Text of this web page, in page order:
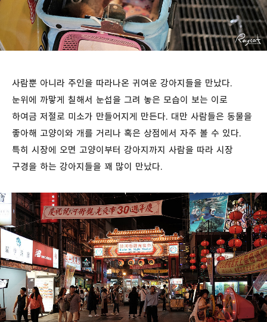
사람뿐 아니라 주인을 따라나온 귀여운 강아지들을 만났다.
눈위에 까맣게 칠해서 눈섭을 그려 놓은 모습이 보는 이로
하여금 저절로 미소가 만들어지게 만든다. 대만 사람들은 동물을
좋아해 고양이와 개를 거리나 혹은 상점에서 자주 볼 수 있다.
특히 시장에 오면 고양이부터 강아지까지 사람을 따라 시장
구경을 하는 강아지들을 꽤 많이 만났다.